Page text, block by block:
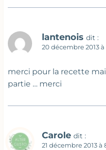
lantenois dit :
20 décembre 2013
merci pour la recette
partie … merci
Carole dit :
21 décembre 2013 à